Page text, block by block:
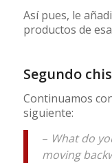
Así pues, le
productos de
Segundo
Continuamos
siguiente:
– What do
moving